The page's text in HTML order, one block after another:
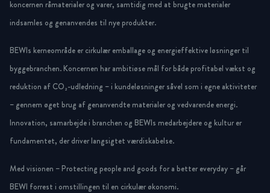
koncernen råmaterialer og varer, samtidig med at brugte materialer
indsamles og genanvendes til nye produkter.
BEWIs kerneområde er cirkulær emballage og energieffektive løsninger til
byggebranchen. Koncernen har ambitiøse mål for både profitabel vækst og
reduktion af CO₂-udledning – i kundeløsninger såvel som i egne aktiviteter
– gennem øget brug af genanvendte materialer og vedvarende energi.
Innovation, samarbejde i branchen og BEWIs medarbejdere og kultur er
fundamentet, der driver langsigtet værdiskabelse.
Med visionen – Protecting people and goods for a better everyday – går
BEWI forrest i omstillingen til en cirkulær økonomi.